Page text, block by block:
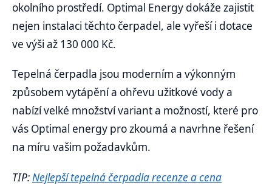
okolního prostředí. Optimal Energy dokáže zajistit
nejen instalaci těchto čerpadel, ale vyřeší i dotace
ve výši až 130 000 Kč.
Tepelná čerpadla jsou moderním a výkonným
způsobem vytápění a ohřevu užitkové vody a
nabízí velké množství variant a možností, které pro
vás Optimal energy pro zkoumá a navrhne řešení
na míru vašim požadavkům.
TIP: Nejlepší tepelná čerpadla recenze a cena